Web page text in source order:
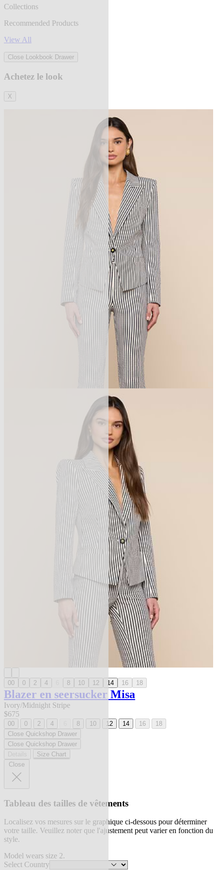
Collections
Recommended Products
View All
Close Lookbook Drawer
Achetez le look
X
00 0 2 4 8 10 12 14 16 18
Blazer en seersucker Misa
Ivory/Midnight Stripe
$675
00 0 2 4 8 10 12 14 16
18
Close Quickshop Drawer
Close Quickshop Drawer
Size Chart
Close
Tableau des tailles de vêtements
Localisez vos mesures sur le graphique ci-dessous pour déterminer
votre taille. Veuillez noter que l'ajustement peut varier en fonction du
style.
Model wears size 2.
Select Country